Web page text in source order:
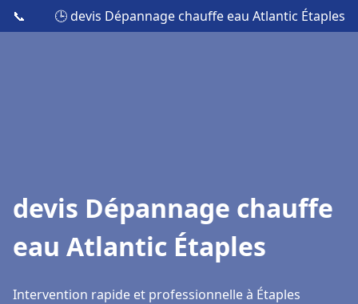
📞 🕒 devis Dépannage chauffe eau Atlantic Étaples
devis Dépannage chauffe
eau Atlantic Étaples
Intervention rapide et professionnelle à Étaples